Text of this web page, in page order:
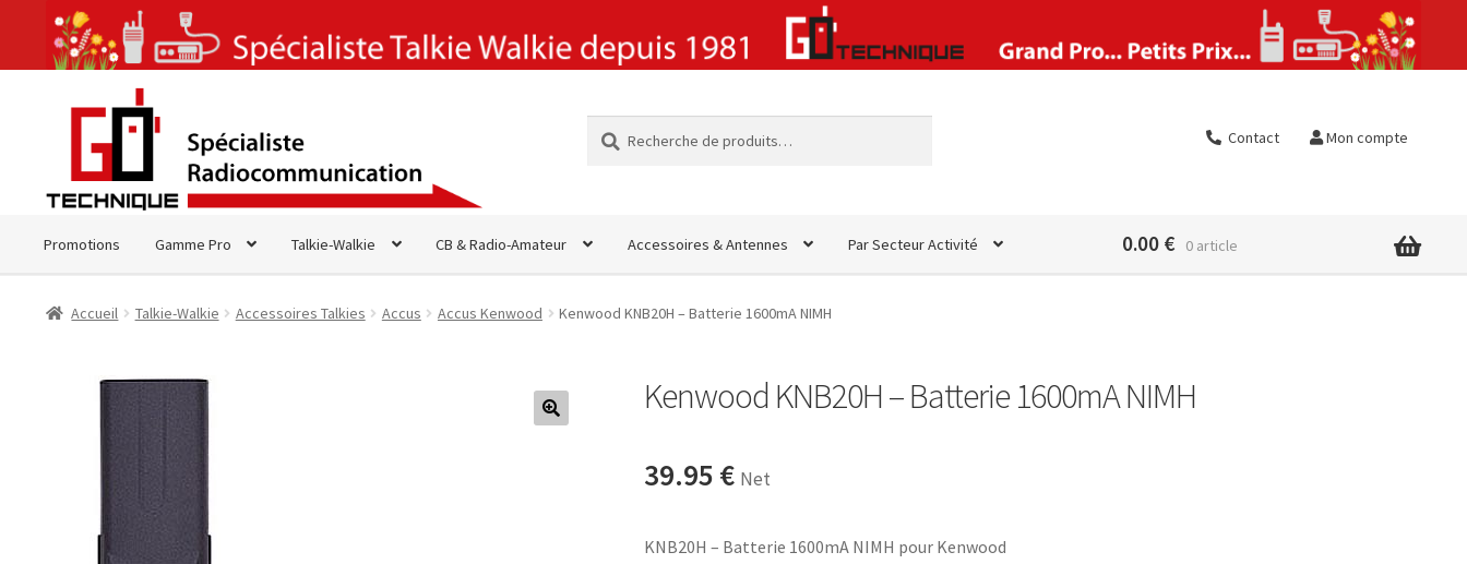
à
navigation
au
Contact Mon compte
pour :
Promotions Gamme Pro Talkie-Walkie CB & Radio-Amateur Accessoires & Antennes Par Secteur Activité 0.00 € 0 article
Accueil Talkie-Walkie Accessoires Talkies Accus Accus Kenwood Kenwood KNB20H – Batterie 1600mA NIMH
Kenwood KNB20H – Batterie 1600mA NIMH
39.95 € Net
KNB20H – Batterie 1600mA NIMH pour Kenwood